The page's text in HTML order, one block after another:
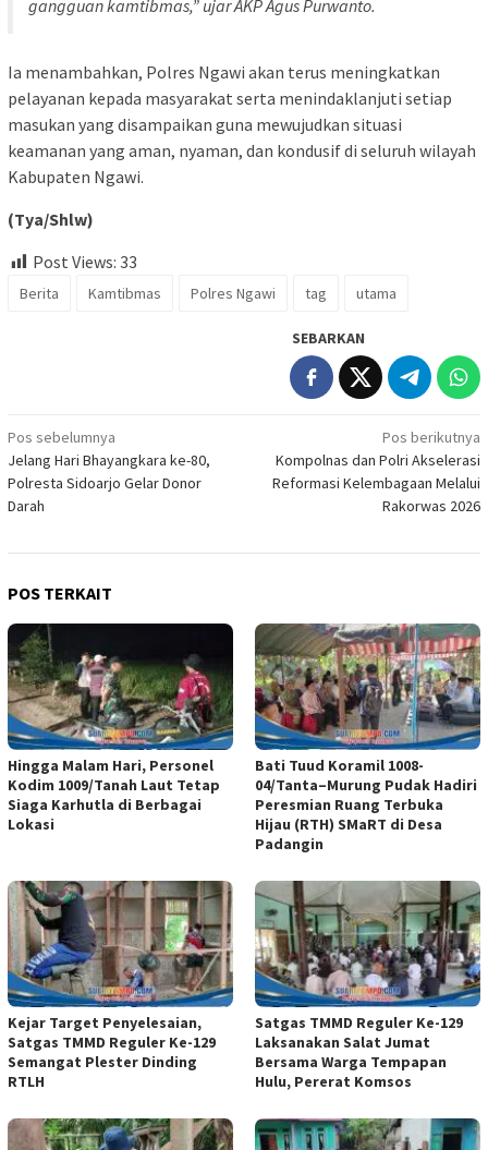
gangguan kamtibmas,” ujar AKP Agus Purwanto.
Ia menambahkan, Polres Ngawi akan terus meningkatkan
pelayanan kepada masyarakat serta menindaklanjuti setiap
masukan yang disampaikan guna mewujudkan situasi
keamanan yang aman, nyaman, dan kondusif di seluruh wilayah
Kabupaten Ngawi.
(Tya/Shlw)
Post Views: 33
Berita Kamtibmas Polres Ngawi tag utama
SEBARKAN
Navigasi
pos
Pos sebelumnya
Jelang Hari Bhayangkara ke-80,
Polresta Sidoarjo Gelar Donor
Darah
Pos berikutnya
Kompolnas dan Polri Akselerasi
Reformasi Kelembagaan Melalui
Rakorwas 2026
POS TERKAIT
Hingga Malam Hari, Personel
Kodim 1009/Tanah Laut Tetap
Siaga Karhutla di Berbagai
Lokasi
Bati Tuud Koramil 1008-
04/Tanta–Murung Pudak Hadiri
Peresmian Ruang Terbuka
Hijau (RTH) SMaRT di Desa
Padangin
Kejar Target Penyelesaian,
Satgas TMMD Reguler Ke-129
Semangat Plester Dinding
RTLH
Satgas TMMD Reguler Ke-129
Laksanakan Salat Jumat
Bersama Warga Tempapan
Hulu, Pererat Komsos